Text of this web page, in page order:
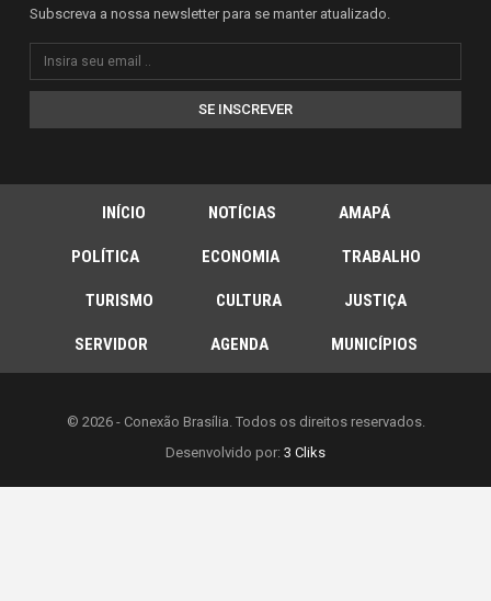
Subscreva a nossa newsletter para se manter atualizado.
SE INSCREVER
INÍCIO NOTÍCIAS AMAPÁ
POLÍTICA ECONOMIA TRABALHO
TURISMO CULTURA JUSTIÇA
SERVIDOR AGENDA MUNICÍPIOS
© 2026 - Conexão Brasília. Todos os direitos reservados.
Desenvolvido por: 3 Cliks